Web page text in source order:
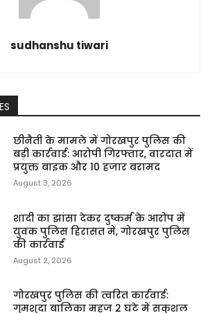
sudhanshu tiwari
छीनैती के मामले में गोरखपुर पुलिस की
बड़ी कार्रवाई: आरोपी गिरफ्तार, वारदात में
प्रयुक्त बाइक और ₹10 हजार बरामद
August 3, 2026
शादी का झांसा देकर दुष्कर्म के आरोप में
युवक पुलिस हिरासत में, गोरखपुर पुलिस
की कार्रवाई
August 2, 2026
गोरखपुर पुलिस की त्वरित कार्रवाई:
गुमशुदा बालिका महज 2 घंटे में सकुशल